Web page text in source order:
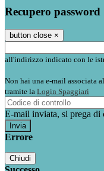
Recupero password
button close ×
all'indirizzo indicato con le
Non hai una e-mail associata
tramite la Login Spaggiari
E-mail inviata, si prega di
Errore
Chiudi